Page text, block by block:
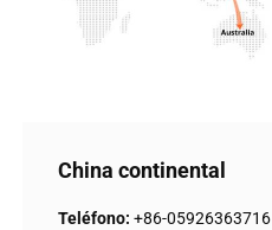
China continental
Teléfono: +86-05926363716